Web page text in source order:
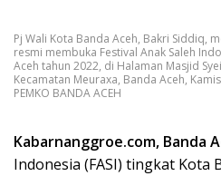
Pj Wali Kota Banda Aceh, Bakri Siddiq,
resmi membuka Festival Anak Saleh
Aceh tahun 2022, di Halaman Masjid
Kecamatan Meuraxa, Banda Aceh,
PEMKO BANDA ACEH
Kabarnanggroe.com, Banda
Indonesia (FASI) tingkat Kota